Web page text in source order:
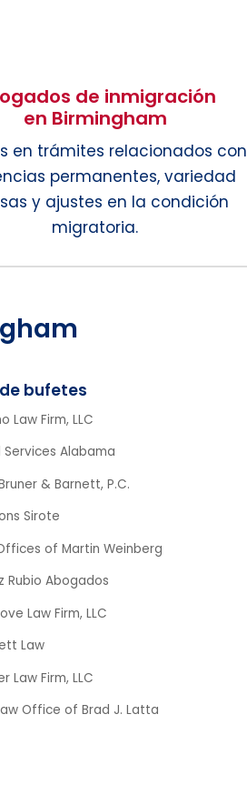
de inmigración
en Birmingham
en trámites relacionados con
permanentes, variedad
y ajustes en la condición
migratoria.
Law Firm, LLC
Services Alabama
& Barnett, P.C.
Sirote
of Martin Weinberg
Rubio Abogados
Law Firm, LLC
Law
Law Firm, LLC
Office of Brad J. Latta